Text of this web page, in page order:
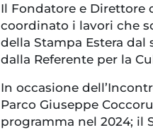
Il Fondatore e Direttore
coordinato i lavori che
della Stampa Estera dal
dalla Referente per la
In occasione
Parco Giuseppe
programma nel 2024; il